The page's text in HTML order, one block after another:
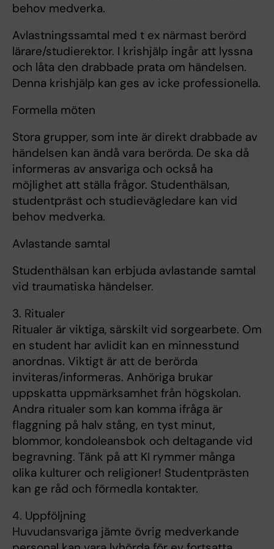
behov medverka.
Avlastningssamtal med t ex närmast berörd
lärare/studierektor. I krishjälp ingår att lyssna
och låta den drabbade prata om händelsen.
Denna krishjälp kan ges av icke professionella.
Formella möten
Stora grupper, som inte är direkt drabbade av
händelsen kan ändå vara berörda. De ska då
informeras av ansvariga och också ha
möjlighet att ställa frågor. Studenthälsan,
studentpräst och studievägledare kan vid
behov medverka.
Avlastande samtal
Studenthälsan kan erbjuda avlastande samtal
vid traumatiska händelser.
3. Ritualer
Ritualer är viktiga, särskilt vid sorgearbete. Om
en student har avlidit kan en minnesstund
anordnas. Viktigt är att de berörda
inviteras/informeras. Anhöriga brukar
uppskatta uppmärksamhet från högskolan.
Andra ritualer som kan komma ifråga är
flaggning på halv stång, en tyst minut,
blommor, kondoleansbok och deltagande vid
begravning. Tänk på att KI rymmer många
olika kulturer och religioner! Studentprästen
kan ge råd och förmedla kontakter.
4. Uppföljning
Huvudansvariga jämte övrig medverkande